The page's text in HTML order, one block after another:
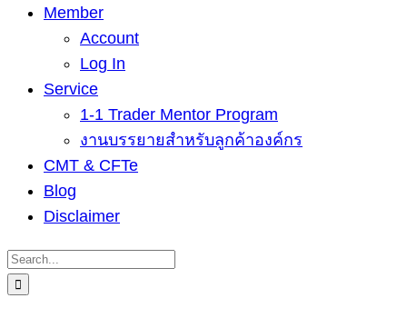
Member
Account
Log In
Service
1-1 Trader Mentor Program
งานบรรยายสำหรับลูกค้าองค์กร
CMT & CFTe
Blog
Disclaimer
Search
for: